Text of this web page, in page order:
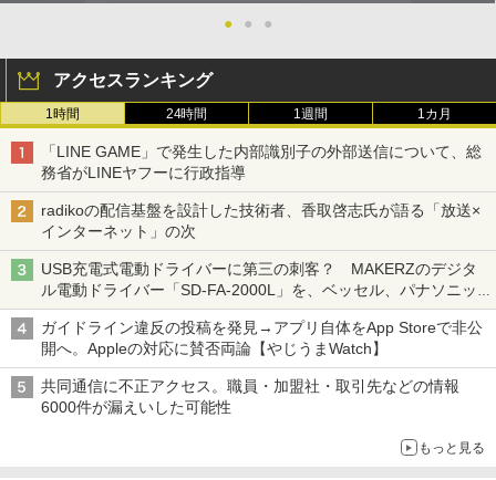
● ● ●
アクセスランキング
1時間 24時間 1週間 1カ月
「LINE GAME」で発生した内部識別子の外部送信について、総
務省がLINEヤフーに行政指導
radikoの配信基盤を設計した技術者、香取啓志氏が語る「放送×
インターネット」の次
USB充電式電動ドライバーに第三の刺客？ MAKERZのデジタ
ル電動ドライバー「SD-FA-2000L」を、ベッセル、パナソニッ
クと比較してみた 【テレワークグッズ・ミニレビュー 第165
回】
ガイドライン違反の投稿を発見→アプリ自体をApp Storeで非公
開へ。Appleの対応に賛否両論【やじうまWatch】
共同通信に不正アクセス。職員・加盟社・取引先などの情報
6000件が漏えいした可能性
もっと見る